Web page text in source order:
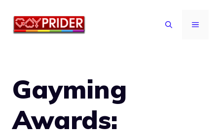
MENU
Gayming
Awards: